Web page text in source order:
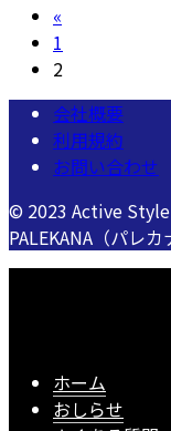
投
稿
の
ペ
ー
ジ
送
«
固
定
ペ
ー
ジ
1
固
定
ペ
ー
ジ
2
会社概要
利用規約
お問い合わせ
© 2023 Active
PALEKANA（パレカ
ホーム
おしらせ